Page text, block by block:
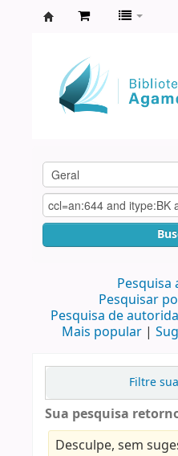
Agamenon
Magalhães
Pesquisa
Pesquisar
Pesquisa de
Mais popular
Filtre
Sua pesquisa
Desculpe, sem